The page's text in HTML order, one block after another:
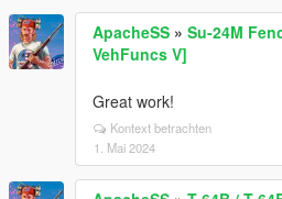
ApacheSS » Su-24M
VehFuncs V]
Great work!
Kontext betrachten
1. Mai 2024